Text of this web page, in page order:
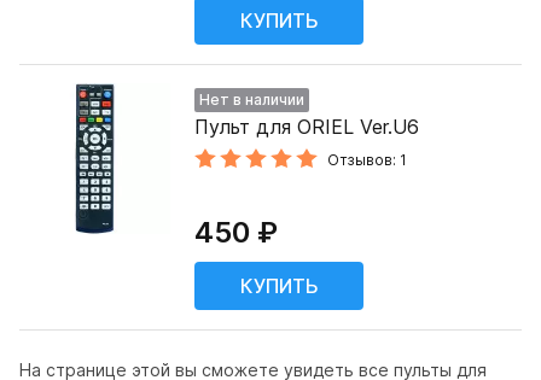
На странице этой вы сможете увидеть все пульты для
Нет в наличии
Пульт для ORIEL Ver.U6
Отзывов: 1
450 ₽